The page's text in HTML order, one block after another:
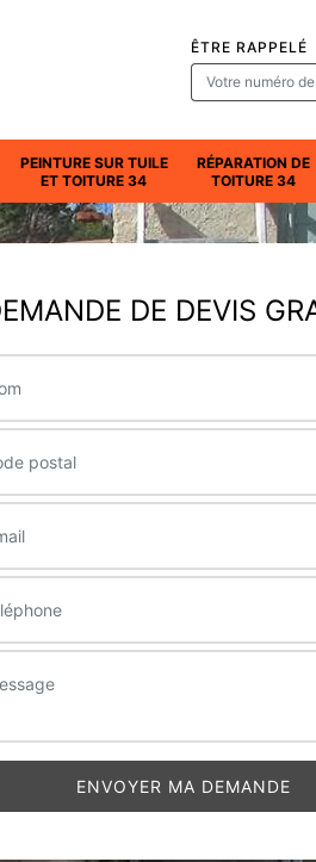
ÊTRE RAPPELÉ
PEINTURE SUR TUILE
ET TOITURE 34
RÉPARATION DE
TOITURE 34
DE DEVIS